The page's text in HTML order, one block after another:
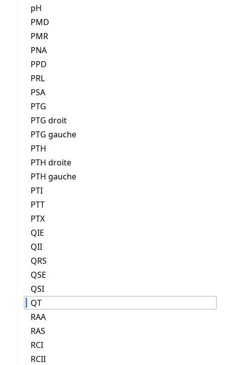
pH
PMD
PMR
PNA
PPD
PRL
PSA
PTG
PTG droit
PTG gauche
PTH
PTH droite
PTH gauche
PTI
PTT
PTX
QIE
QII
QRS
QSE
QSI
QT
RAA
RAS
RCI
RCII